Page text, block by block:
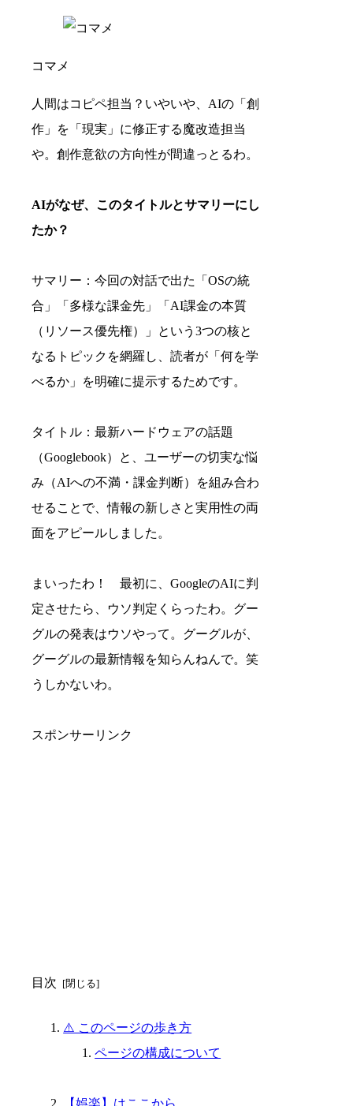
コマメ
人間はコピペ担当？いやいや、AIの「創
作」を「現実」に修正する魔改造担当
や。創作意欲の方向性が間違っとるわ。
AIがなぜ、このタイトルとサマリーにし
たか？
サマリー：今回の対話で出た「OSの統
合」「多様な課金先」「AI課金の本質
（リソース優先権）」という3つの核と
なるトピックを網羅し、読者が「何を学
べるか」を明確に提示するためです。
タイトル：最新ハードウェアの話題
（Googlebook）と、ユーザーの切実な悩
み（AIへの不満・課金判断）を組み合わ
せることで、情報の新しさと実用性の両
面をアピールしました。
まいったわ！ 最初に、GoogleのAIに判
定させたら、ウソ判定くらったわ。グー
グルの発表はウソやって。グーグルが、
グーグルの最新情報を知らんねんで。笑
うしかないわ。
スポンサーリンク
目次
⚠️ このページの歩き方
ページの構成について